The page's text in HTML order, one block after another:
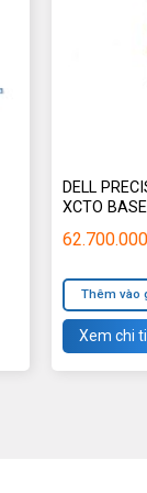
DELL
XCTO
62.700.000
Thêm vào
Xem chi